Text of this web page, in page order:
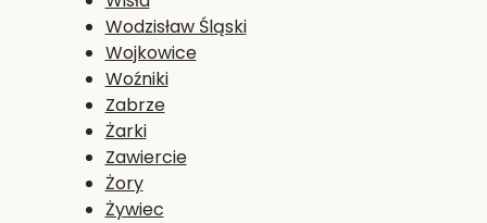
Wodzisław Śląski
Wojkowice
Woźniki
Zabrze
Żarki
Zawiercie
Żory
Żywiec